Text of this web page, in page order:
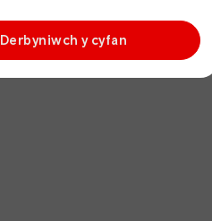
Derbyniwch y cyfan